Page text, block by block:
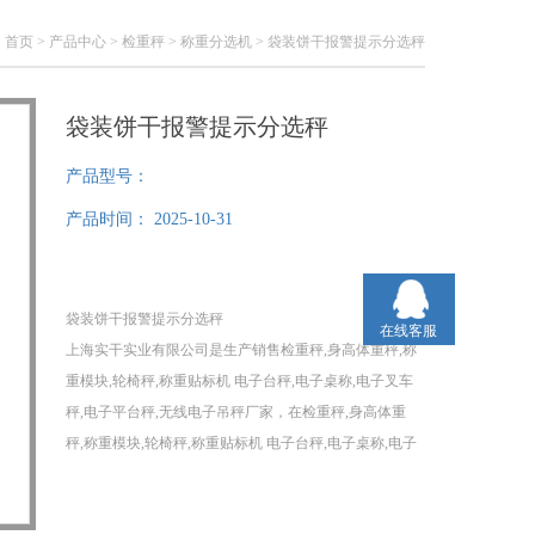
首页 > 产品中心 > 检重秤 > 称重分选机 > 袋装饼干报警提示分选秤
袋装饼干报警提示分选秤
产品型号：
产品时间： 2025-10-31
袋装饼干报警提示分选秤
上海实干实业有限公司是生产销售检重秤,身高体重秤,称
重模块,轮椅秤,称重贴标机 电子台秤,电子桌称,电子叉车
秤,电子平台秤,无线电子吊秤厂家，在检重秤,身高体重
秤,称重模块,轮椅秤,称重贴标机 电子台秤,电子桌称,电子
在线客服